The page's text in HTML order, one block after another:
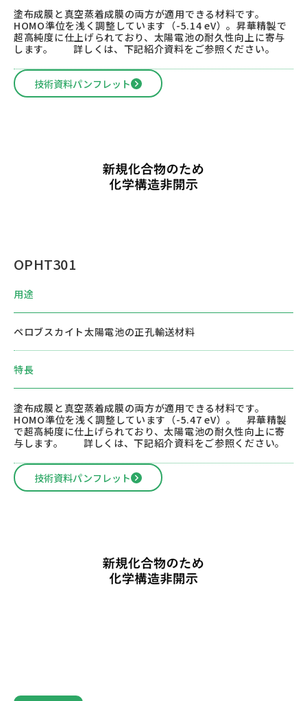
塗布成膜と真空蒸着成膜の両方が適用できる材料です。
HOMO準位を浅く調整しています（-5.14 eV）。昇華精製で
超高純度に仕上げられており、太陽電池の耐久性向上に寄与
します。 詳しくは、下記紹介資料をご参照ください。
技術資料パンフレット
OPHT301
用途
ペロブスカイト太陽電池の正孔輸送材料
特長
塗布成膜と真空蒸着成膜の両方が適用できる材料です。
HOMO準位を浅く調整しています（-5.47 eV）。 昇華精製
で超高純度に仕上げられており、太陽電池の耐久性向上に寄
与します。 詳しくは、下記紹介資料をご参照ください。
技術資料パンフレット